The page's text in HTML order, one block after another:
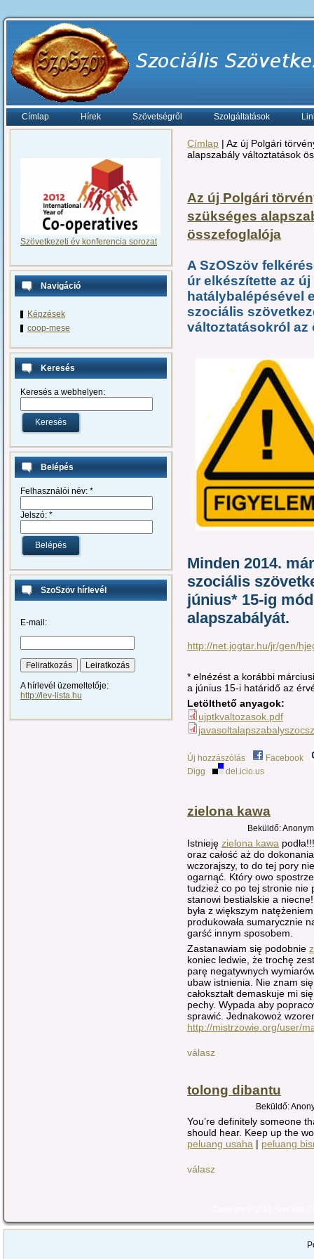
Címlap Hírek Szövetségről Szolgáltatások
Szövetkezeti év konferencia sorozat
Navigáció
Képzések
coop-mese
Keresés
Keresés a webhelyen:
Belépés
Felhasználói név: *
Jelszó: *
SzoSzöv hírlevél
E-mail:
A hírlevél üzemeltetője:
http://lev-lista.hu
Címlap | Az új Polgári
alapszabály változtatások
Az új Polgári
szükséges
összefoglalója
A SzOSzöv
úr elkészítette az
hatálybalépésével
szociális
változtatásokról az
Minden 2014.
szociális
június* 15-ig
alapszabályát.
http://net.jogtar.hu/jr/gen/
* elnézést a korábbi
a június 15-i határidő az
Letölthető anyagok:
ujptkvaltozasok.pdf
Új hozzászólás
Facebook
Digg
del.icio.us
zielona kawa
Beküldő:
Istnieję zielona kawa
oraz całość aż do
wczorajszy, to do tej pory
ogarnąć. Który owo
tudzież co po tej stronie nie
stanowi bestialskie a
była z większym
produkowała sumarycznie
garść innym sposobem.
Zastanawiam się podobnie
koniec ledwie, że trochę
parę negatywnych
ubaw istnienia. Nie znam
całokształt demaskuje mi
pechy. Wypada aby
sprawić. Jednakowoż
http://mistrzowie.org/user/
válasz
tolong dibantu
Beküldő:
You’re definitely someone
should hear. Keep up the
peluang usaha | peluang
válasz